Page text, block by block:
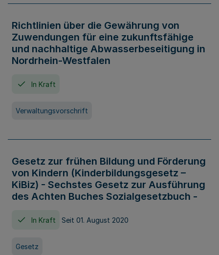
Richtlinien über die Gewährung von
Zuwendungen für eine zukunftsfähige
und nachhaltige Abwasserbeseitigung in
Nordrhein-Westfalen
In Kraft
Verwaltungsvorschrift
Gesetz zur frühen Bildung und Förderung
von Kindern (Kinderbildungsgesetz –
KiBiz) - Sechstes Gesetz zur Ausführung
des Achten Buches Sozialgesetzbuch -
In Kraft Seit 01. August 2020
Gesetz